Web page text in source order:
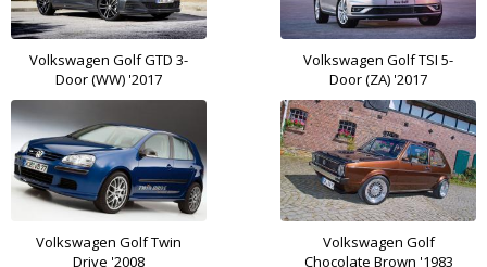
Volkswagen Golf GTD 3-
Door (WW) '2017
Volkswagen Golf TSI 5-
Door (ZA) '2017
Volkswagen Golf Twin
Drive '2008
Volkswagen Golf
Chocolate Brown '1983